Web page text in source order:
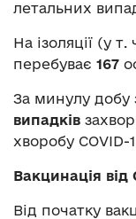
летальних
На ізоляції (у т.
перебуває 167
За минулу добу
випадків
хворобу COVID-
Вакцинація від
Від початку